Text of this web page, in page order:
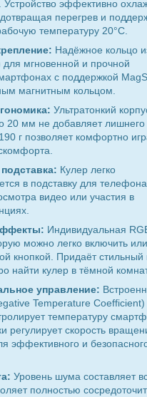
эффективно
перегрев и
температуру 20°C.
Надёжное кольцо
для мгновенной и прочной
с поддержкой
магнитным кольцом.
Ультратонкий
20 мм не добавляет лишнего
г позволяет комфортно
Кулер легко
в подставку для
видео или участия в
Индивидуальная
можно легко включить или
кнопкой. Придаёт стильный
найти кулер в тёмной
управление:
Temperature Coefficient)
температуру
регулирует скорость
эффективного и
Уровень шума составляет
полностью